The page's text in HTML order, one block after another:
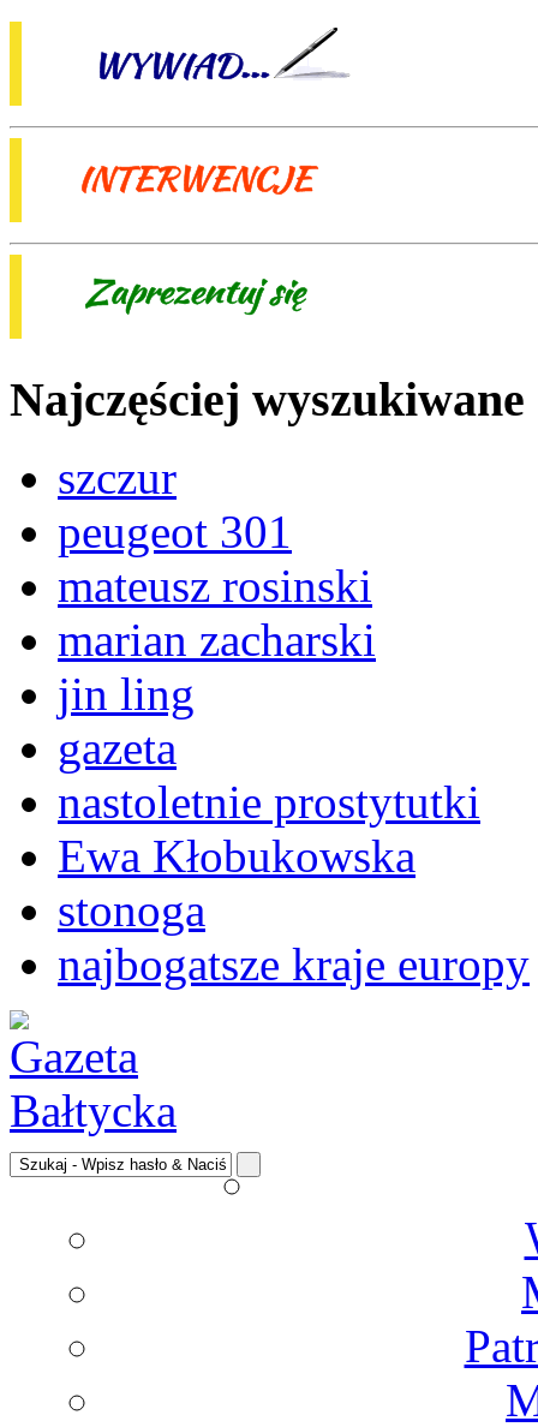
Najczęściej wyszukiwane
szczur
peugeot 301
mateusz rosinski
marian zacharski
jin ling
gazeta
nastoletnie prostytutki
Ewa Kłobukowska
stonoga
najbogatsze kraje europy